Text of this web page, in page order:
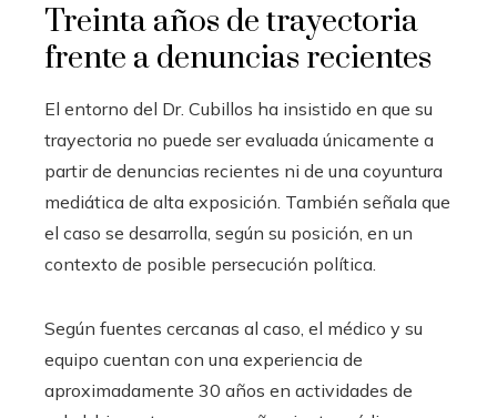
Treinta años de trayectoria
frente a denuncias recientes
El entorno del Dr. Cubillos ha insistido en que su
trayectoria no puede ser evaluada únicamente a
partir de denuncias recientes ni de una coyuntura
mediática de alta exposición. También señala que
el caso se desarrolla, según su posición, en un
contexto de posible persecución política.
Según fuentes cercanas al caso, el médico y su
equipo cuentan con una experiencia de
aproximadamente 30 años en actividades de